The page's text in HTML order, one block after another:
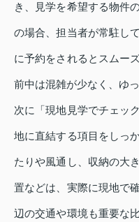
き、見学を希望する物件
の場合、担当者が常駐し
に予約をされるとスムー
前中は混雑が少なく、ゆ
次に「現地見学でチェッ
地に直結する項目をしっ
たりや風通し、収納の大
置などは、実際に現地で
辺の交通や環境も重要な